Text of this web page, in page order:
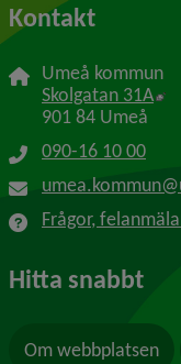
Kontakt
Umeå kommun
Skolgatan 31A
901 84 Umeå
090-16 10 00
Frågor,
Hitta snabbt
Om webbplatsen